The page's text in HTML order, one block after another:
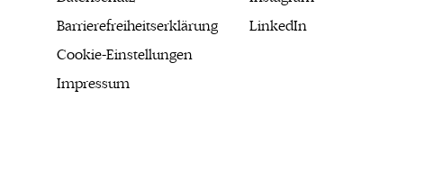
Barrierefreiheitserklärung
Cookie-Einstellungen
Impressum
LinkedIn